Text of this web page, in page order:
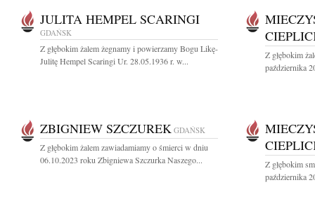
JULITA HEMPEL SCARINGI
GDAŃSK
Z głębokim żalem żegnamy i powierzamy Bogu Likę-
Julitę Hempel Scaringi Ur. 28.05.1936 r. w...
Z głębokim
października
ZBIGNIEW SZCZUREK GDAŃSK
Z głębokim żalem zawiadamiamy o śmierci w dniu
06.10.2023 roku Zbigniewa Szczurka Naszego...
Z głębokim
października